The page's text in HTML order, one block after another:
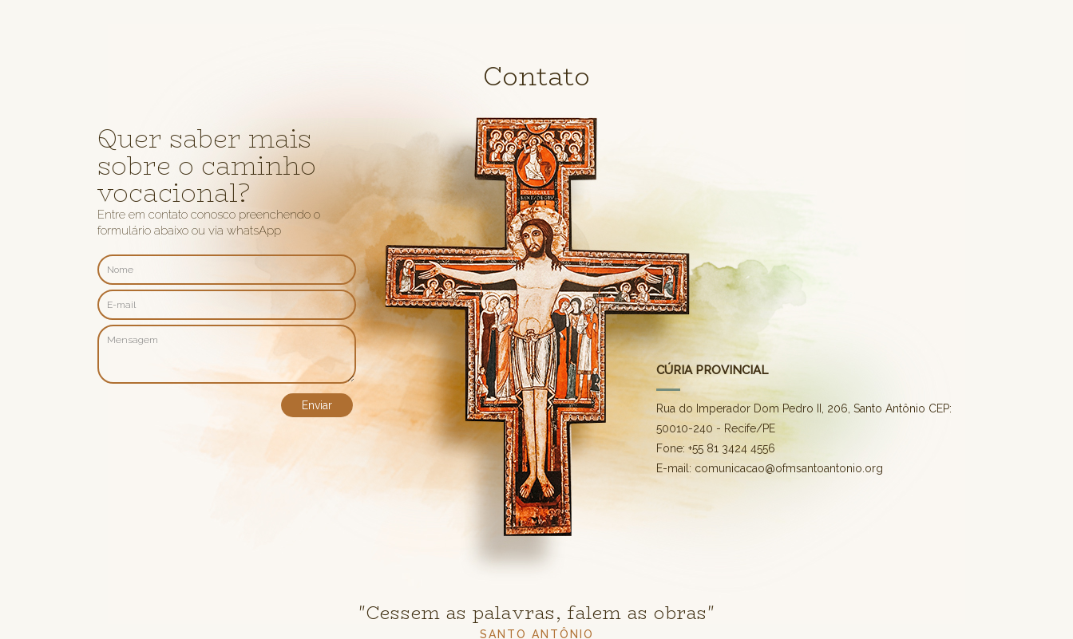
Contato
Quer saber mais
sobre o caminho
vocacional?
Entre em contato conosco preenchendo o
formulário abaixo ou via whatsApp
CÚRIA PROVINCIAL
Rua do Imperador Dom Pedro II, 206, Santo Antônio CEP:
50010-240 - Recife/PE
Fone: +55 81 3424 4556
E-mail: comunicacao@ofmsantoantonio.org
"Cessem as palavras, falem as obras"
SANTO ANTÔNIO